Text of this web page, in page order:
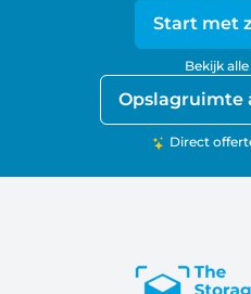
Start met
Bekijk
Opslagruimte
Direct